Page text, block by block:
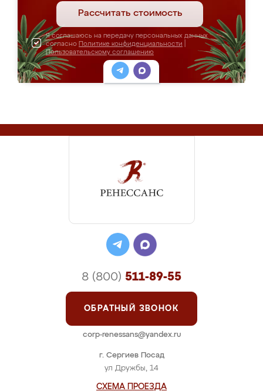
Рассчитать стоимость
Я соглашаюсь на передачу персональных данных
согласно Политике конфиденциальности
Пользовательскому соглашению
г. Сергиев Посад
ул Дружбы, 14
СХЕМА ПРОЕЗДА
8 (800) 511-89-55
ОБРАТНЫЙ ЗВОНОК
corp-renessans@yandex.ru